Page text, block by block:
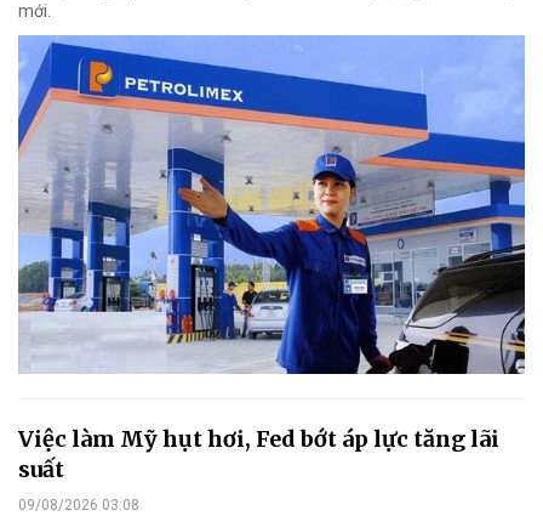
mới.
Việc làm Mỹ hụt hơi, Fed bớt áp lực tăng lãi
suất
09/08/2026 03:08